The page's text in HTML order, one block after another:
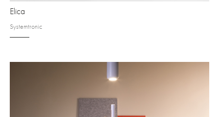
Elica
Systemtronic